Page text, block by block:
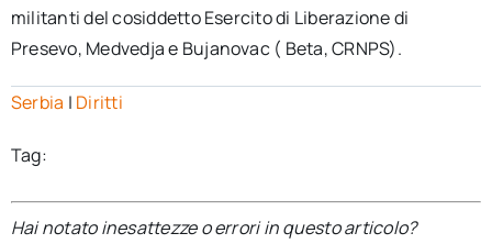
militanti del cosiddetto Esercito di Liberazione di
Presevo, Medvedja e Bujanovac ( Beta, CRNPS).
Serbia | Diritti
Tag:
Hai notato inesattezze o errori in questo articolo?